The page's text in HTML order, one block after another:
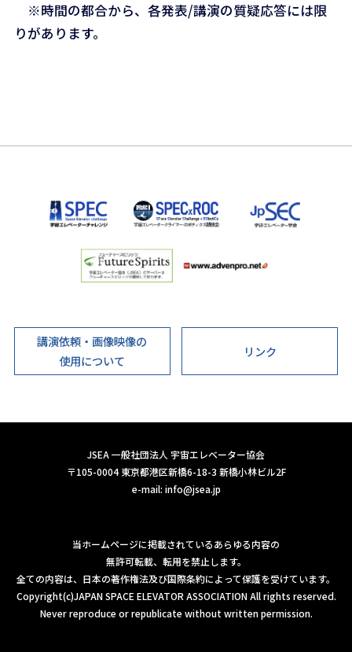
※時間の都合から、各発表/講演の質疑応答には限
りがあります。
講演依頼・画像映像の
使用について
リンク
JSEA 一般社団法人 宇宙エレベーター協会
〒105-0004 東京都港区新橋6-18-3 新橋小林ビル2F
e-mail: info@jsea.jp
当ホームページに掲載されているあらゆる内容の
無許可転載、転用を禁止します。
全ての内容は、日本の著作権法及び国際条約によって保護を受けています。
Copyright(c)JAPAN SPACE ELEVATOR ASSOCIATION All rights reserved.
Never reproduce or republicate without written permission.